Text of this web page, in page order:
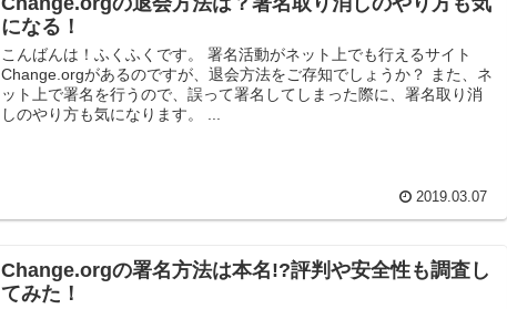
になる！
こんばんは！ふくふくです。 署名活動がネット上でも行えるサイト
Change.orgがあるのですが、退会方法をご存知でしょうか？ また、ネ
ット上で署名を行うので、誤って署名してしまった際に、署名取り消
しのやり方も気になります。 ...
2019.03.07
Change.orgの署名方法は本名!?評判や安全性も調査し
てみた！